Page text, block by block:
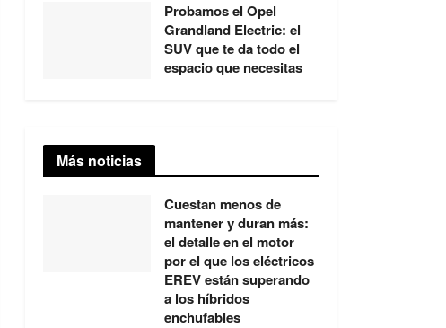
Probamos el Opel
Grandland Electric: el
SUV que te da todo el
espacio que necesitas
Más noticias
Cuestan menos de
mantener y duran más:
el detalle en el motor
por el que los eléctricos
EREV están superando
a los híbridos
enchufables